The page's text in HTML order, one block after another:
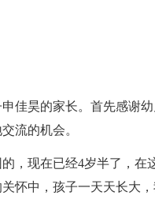
佳昊的家长。首先感谢
流的机会。
，现在已经4岁半了，在
怀中，孩子一天天长大